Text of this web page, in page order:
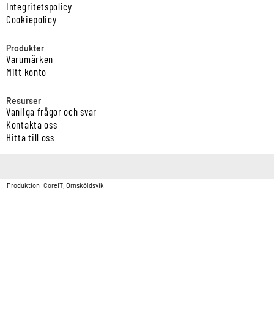
Integritetspolicy
Cookiepolicy
Produkter
Varumärken
Mitt konto
Resurser
Vanliga frågor och svar
Kontakta oss
Hitta till oss
Produktion: CoreIT, Örnsköldsvik